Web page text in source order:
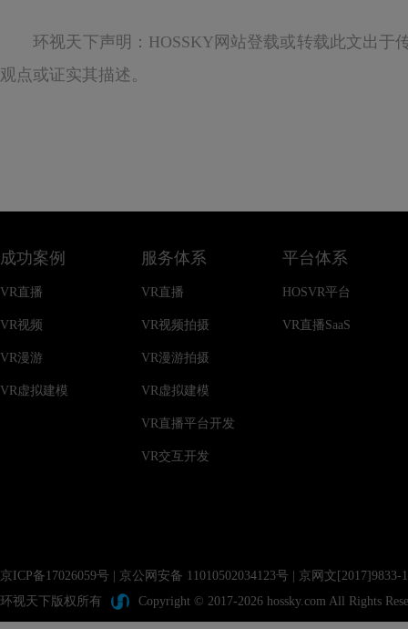
环视天下声明：HOSSKY网站登载或转载此文出于
观点或证实其描述。
成功案例
VR直播
VR视频
VR漫游
VR虚拟建模
服务体系
VR直播
VR视频拍摄
VR漫游拍摄
VR虚拟建模
VR直播平台开发
VR交互开发
平台体系
HOSVR平台
VR直播SaaS
京ICP备17026059号 京公网安备 11010502034123号 | 京网文
环视天下版权所有
Copyright © 2017-2026 hossky.com All Rights